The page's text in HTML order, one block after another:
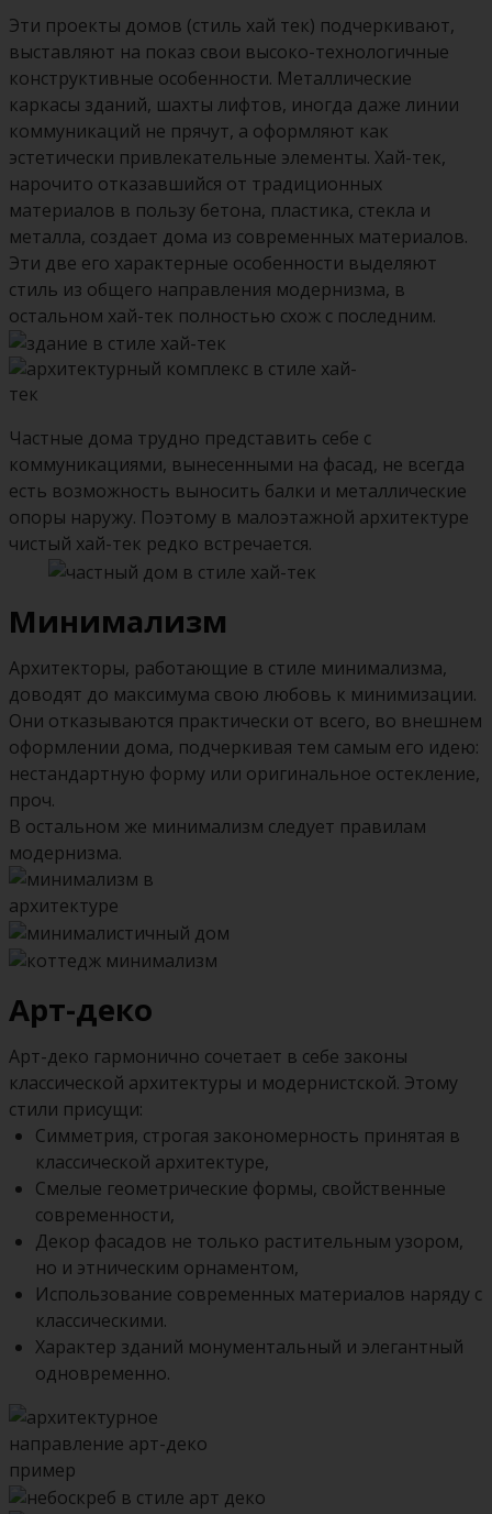
Эти проекты домов (стиль хай тек) подчеркивают,
выставляют на показ свои высоко-технологичные
конструктивные особенности. Металлические
каркасы зданий, шахты лифтов, иногда даже линии
коммуникаций не прячут, а оформляют как
эстетически привлекательные элементы. Хай-тек,
нарочито отказавшийся от традиционных
материалов в пользу бетона, пластика, стекла и
металла, создает дома из современных материалов.
Эти две его характерные особенности выделяют
стиль из общего направления модернизма, в
остальном хай-тек полностью схож с последним.
Частные дома трудно представить себе с
коммуникациями, вынесенными на фасад, не всегда
есть возможность выносить балки и металлические
опоры наружу. Поэтому в малоэтажной архитектуре
чистый хай-тек редко встречается.
Минимализм
Архитекторы, работающие в стиле минимализма,
доводят до максимума свою любовь к минимизации.
Они отказываются практически от всего, во внешнем
оформлении дома, подчеркивая тем самым его идею:
нестандартную форму или оригинальное остекление,
проч.
В остальном же минимализм следует правилам
модернизма.
Арт-деко
Арт-деко гармонично сочетает в себе законы
классической архитектуры и модернистской. Этому
стили присущи:
Симметрия, строгая закономерность принятая в
классической архитектуре,
Смелые геометрические формы, свойственные
современности,
Декор фасадов не только растительным узором,
но и этническим орнаментом,
Использование современных материалов наряду с
классическими.
Характер зданий монументальный и элегантный
одновременно.